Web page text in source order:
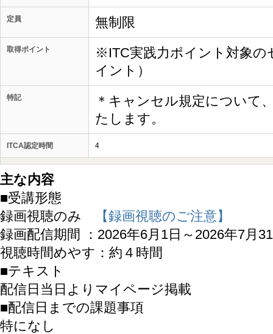
定員 無制限
取得ポイント
※ITC実践力ポイント対象の
イント）
特記
＊キャンセル規定について
たします。
ITCA認定時間 4
主な内容
■受講形態
録画視聴のみ
【録画視聴のご注意】
録画配信期間 ：2026年6月1日～2026年7月
視聴時間めやす：約４時間
■テキスト
配信日当日よりマイページ掲載
■配信日までの課題事項
特になし